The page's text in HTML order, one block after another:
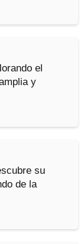
el
y
su
de la